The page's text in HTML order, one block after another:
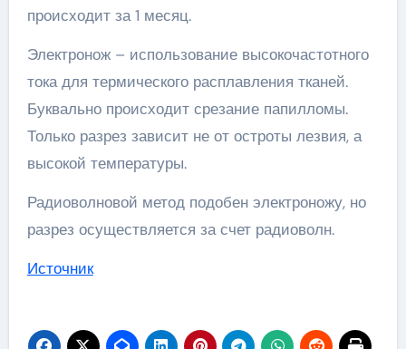
происходит за 1 месяц.
Электронож – использование высокочастотного
тока для термического расплавления тканей.
Буквально происходит срезание папилломы.
Только разрез зависит не от остроты лезвия, а
высокой температуры.
Радиоволновой метод подобен электроножу, но
разрез осуществляется за счет радиоволн.
Источник